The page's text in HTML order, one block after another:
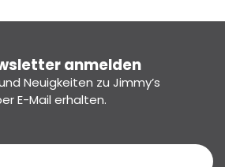
anmelden
Neuigkeiten zu Jimmy’s
E-Mail erhalten.